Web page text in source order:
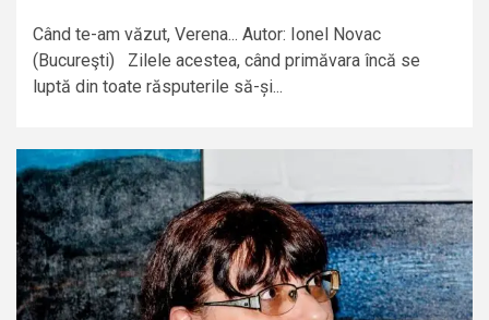
Când te-am văzut, Verena... Autor: Ionel Novac
(Bucureşti) Zilele acestea, când primăvara încă se
luptă din toate răsputerile să-și...